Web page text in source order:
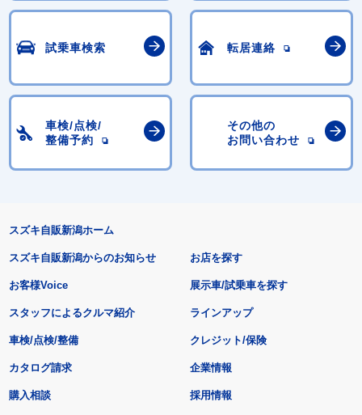
試乗車検索 転居連絡
車検/点検/
整備予約
その他の
お問い合わせ
スズキ自販新潟ホーム
スズキ自販新潟からのお知らせ
お客様Voice
スタッフによるクルマ紹介
お店を探す
展示車/試乗車を探す
ラインアップ
車検/点検/整備 クレジット/保険
カタログ請求
購入相談
企業情報
採用情報